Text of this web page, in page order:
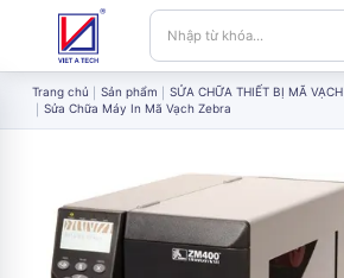
Trang chủ Sản phẩm
SỬA CHỮA THIẾT BỊ MÃ VẠCH
Sửa Chữa Máy In Mã Vạch Zebra